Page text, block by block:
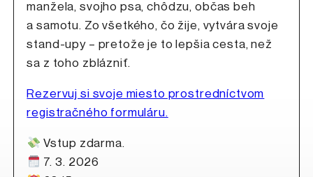
manžela, svojho psa, chôdzu, občas beh
a samotu. Zo všetkého, čo žije, vytvára svoje
stand-upy – pretože je to lepšia cesta, než
sa z toho zblázniť.
Rezervuj si svoje miesto prostredníctvom
registračného formuláru.
Vstup zdarma.
7. 3. 2026